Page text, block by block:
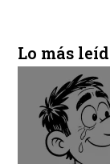
Lo más